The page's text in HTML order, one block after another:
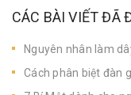
CÁC BÀI VIẾT ĐÃ
Nguyên nhân làm
Cách phân biệt đàn